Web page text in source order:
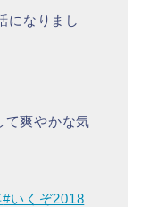
になりまし
て爽やかな気
#いくぞ2018